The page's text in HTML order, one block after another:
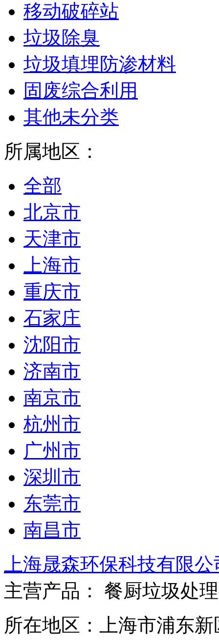
移动破碎站
垃圾除臭
垃圾填埋防渗材料
固废综合利用
其他未分类
所属地区：
全部
北京市
天津市
上海市
重庆市
石家庄
沈阳市
济南市
南京市
杭州市
广州市
深圳市
东莞市
南昌市
上海晟森环保科技有限公
主营产品： 餐厨垃圾处
所在地区：上海市浦东新